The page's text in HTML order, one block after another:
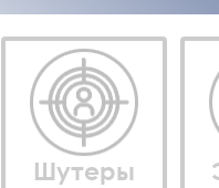
Шутеры